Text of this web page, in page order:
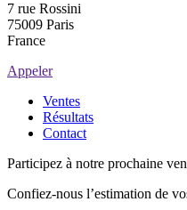
7 rue Rossini
75009 Paris
France
Appeler
Ventes
Résultats
Contact
Participez à notre prochaine
Confiez-nous l’estimation de